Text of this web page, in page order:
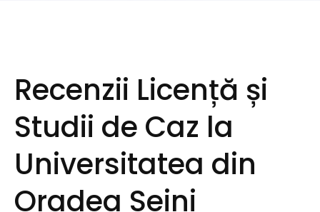
Recenzii Licență și
Studii de Caz la
Universitatea din
Oradea Seini